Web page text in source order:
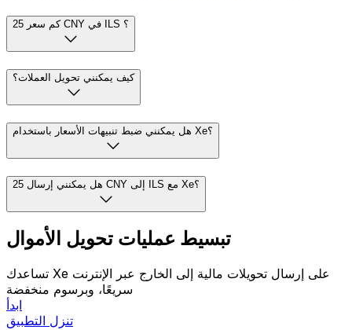
كم سعر 25 CNY في ILS ؟
كيف يمكنني تحويل العملات؟
هل يمكنني ضبط تنبيهات الأسعار باستخدام Xe؟
هل يمكنني إرسال 25 CNY إلى ILS مع Xe؟
تبسيط عمليات تحويل الأموال
تساعدك Xe على إرسال تحويلات مالية إلى الخارج عبر الإنترنت
سريعًا، وبرسوم منخفضة
ابدأ
تنزل التطبيق